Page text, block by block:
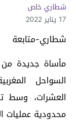
شطاري خاص
17 يناير 2022
شطاري-متابعة
مأساة جديدة
السواحل
العشرات، وسط
محدودية عمليات